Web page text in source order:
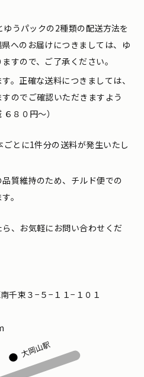
ゆうパックの2種類の配送方法を
へのお届けにつきましては、ゆ
すので、ご了承ください。
。正確な送料につきましては、
のでご確認いただきますよう
８０円〜）
とに1件分の送料が発生いたし
質維持のため、チルド便での
。
、お気軽にお問い合わせくだ
千束３−５−１１−１０１